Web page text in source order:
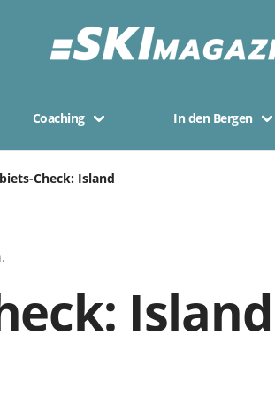
Coaching In den Bergen
Check: Island
Island